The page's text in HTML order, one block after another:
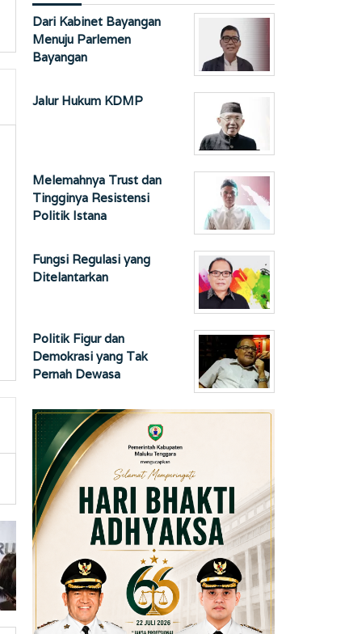
Dari Kabinet Bayangan
Menuju Parlemen
Bayangan
Jalur Hukum KDMP
Melemahnya Trust dan
Tingginya Resistensi
Politik Istana
Fungsi Regulasi yang
Ditelantarkan
Politik Figur dan
Demokrasi yang Tak
Pernah Dewasa